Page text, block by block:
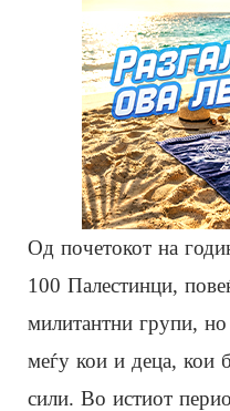
Од почетокот на
100 Палестинци,
милитантни групи,
меѓу кои и деца, кои
сили. Во истиот